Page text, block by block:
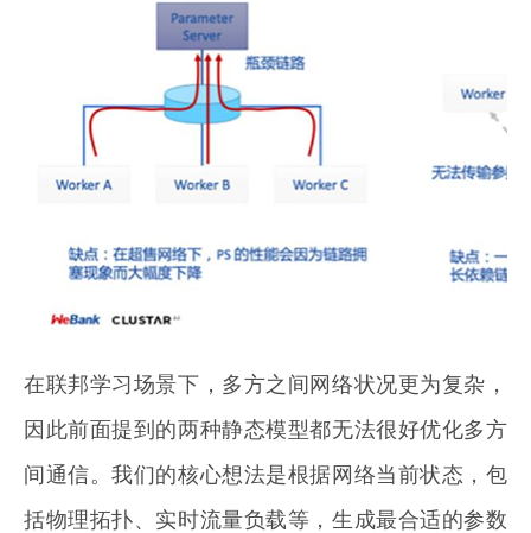
在联邦学习场景下，多方之间网络状况更为复杂，
因此前面提到的两种静态模型都无法很好优化多方
间通信。我们的核心想法是根据网络当前状态，包
括物理拓扑、实时流量负载等，生成最合适的参数